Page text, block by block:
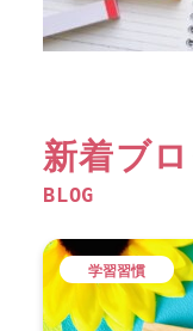
新着ブ
BLOG
学習習慣